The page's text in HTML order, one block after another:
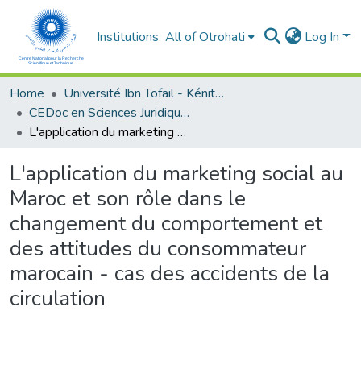
Institutions All of Otrohati Log In
Home
Université Ibn Tofail - Kénitra
CEDoc en Sciences Juridiques, Economiques, Sociales et de Gestion (CED - SJESG)
L'application du marketing social au Maroc et son rôle dans le changement du comportement et des attitudes du consommateur marocain - cas des accidents de la circulation
L'application du marketing social au
Maroc et son rôle dans le
changement du comportement et
des attitudes du consommateur
marocain - cas des accidents de la
circulation